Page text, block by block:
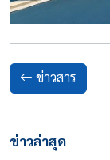
ข่าวสาร
ข่าวล่าสุด